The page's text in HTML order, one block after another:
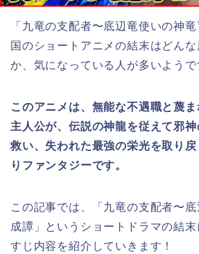
「九竜の支配者〜底辺竜使いの神
国 のショートアニメの結末はどん
か、気になっている人が多いようで
このアニメは、無能な不遇職と蔑
主人公が、伝説の神龍を従えて邪
救い、失われた最強の栄光を取り
りファンタジーです。
この記事では、「九竜の支配者〜
成譚」というショートドラマの結
すじ内容を紹介していきます！